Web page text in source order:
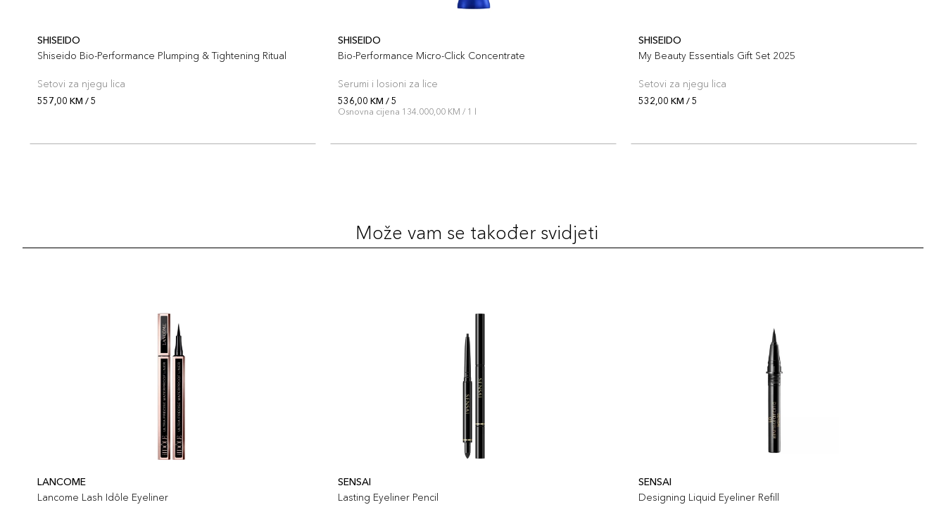
SHISEIDO
Shiseido Bio-Performance Plumping & Tightening Ritual
Setovi za njegu lica
557,00 KM / 5
SHISEIDO
Bio-Performance Micro-Click Concentrate
Serumi i losioni za lice
536,00 KM / 5
Osnovna cijena 134.000,00 KM / 1 l
SHISEIDO
My Beauty Essentials Gift Set 2025
Setovi za njegu lica
532,00 KM / 5
Može vam se također svidjeti
LANCOME
Lancome Lash Idôle Eyeliner
SENSAI
Lasting Eyeliner Pencil
SENSAI
Designing Liquid Eyeliner Refill